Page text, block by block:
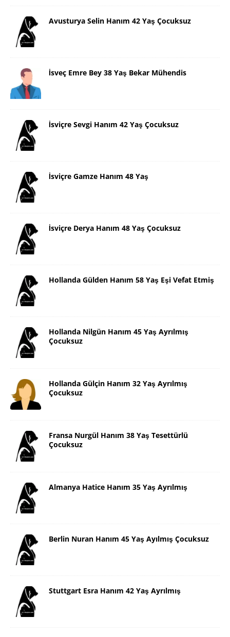
Avusturya Selin Hanım 42 Yaş Çocuksuz
İsveç Emre Bey 38 Yaş Bekar Mühendis
İsviçre Sevgi Hanım 42 Yaş Çocuksuz
İsviçre Gamze Hanım 48 Yaş
İsviçre Derya Hanım 48 Yaş Çocuksuz
Hollanda Gülden Hanım 58 Yaş Eşi Vefat Etmiş
Hollanda Nilgün Hanım 45 Yaş Ayrılmış
Çocuksuz
Hollanda Gülçin Hanım 32 Yaş Ayrılmış
Çocuksuz
Fransa Nurgül Hanım 38 Yaş Tesettürlü
Çocuksuz
Almanya Hatice Hanım 35 Yaş Ayrılmış
Berlin Nuran Hanım 45 Yaş Ayılmış Çocuksuz
Stuttgart Esra Hanım 42 Yaş Ayrılmış